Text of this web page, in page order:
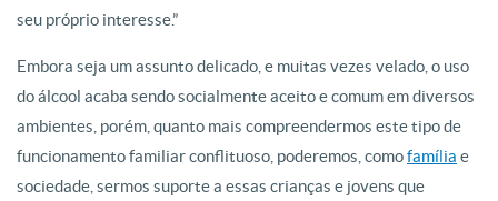
seu próprio interesse.”
Embora seja um assunto delicado, e muitas vezes velado, o uso
do álcool acaba sendo socialmente aceito e comum em diversos
ambientes, porém, quanto mais compreendermos este tipo de
funcionamento familiar conflituoso, poderemos, comofamília e
sociedade, sermos suporte a essas crianças e jovens que